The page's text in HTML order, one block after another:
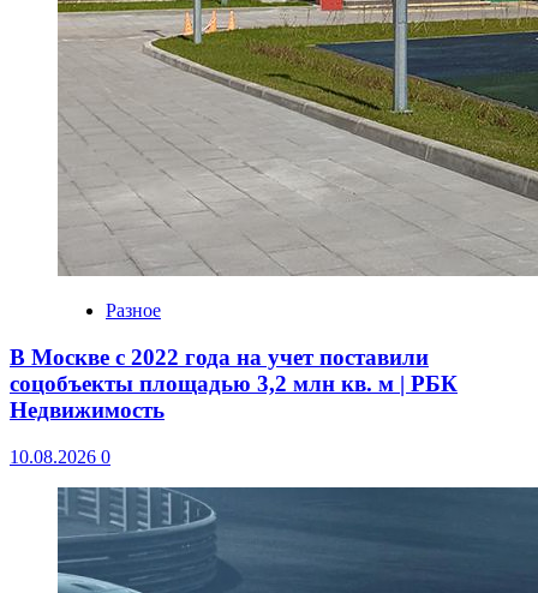
Разное
В Москве с 2022 года на учет поставили
соцобъекты площадью 3,2 млн кв. м | РБК
Недвижимость
10.08.2026 0